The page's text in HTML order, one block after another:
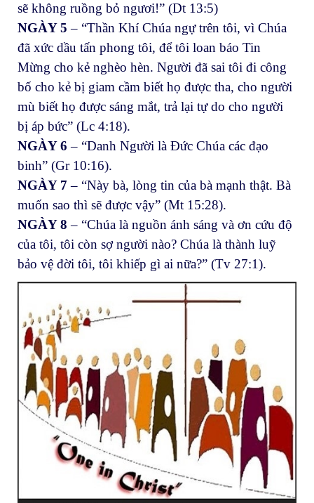
sẽ không ruồng bỏ ngươi!” (Dt 13:5)
NGÀY 5 – “Thần Khí Chúa ngự trên tôi, vì Chúa
đã xức dầu tấn phong tôi, để tôi loan báo Tin
Mừng cho kẻ nghèo hèn. Người đã sai tôi đi công
bố cho kẻ bị giam cầm biết họ được tha, cho người
mù biết họ được sáng mắt, trả lại tự do cho người
bị áp bức” (Lc 4:18).
NGÀY 6 – “Danh Người là Đức Chúa các đạo
binh” (Gr 10:16).
NGÀY 7 – “Này bà, lòng tin của bà mạnh thật. Bà
muốn sao thì sẽ được vậy” (Mt 15:28).
NGÀY 8 – “Chúa là nguồn ánh sáng và ơn cứu độ
của tôi, tôi còn sợ người nào? Chúa là thành luỹ
bảo vệ đời tôi, tôi khiếp gì ai nữa?” (Tv 27:1).